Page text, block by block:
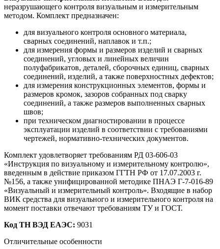
неразрушающего контроля визуальным и измерительным
методом. Комплект предназначен:
для визуального контроля основного материала,
сварных соединений, наплавок и т.п.;
для измерения формы и размеров изделий и сварных
соединений, угловых и линейных величин
полуфабрикатов, деталей, сборочных единиц, сварных
соединений, изделий, а также поверхностных дефектов;
для измерения конструкционных элементов, формы и
размеров кромок, зазоров собранных под сварку
соединений, а также размеров выполненных сварных
швов;
при техническом диагностировании в процессе
эксплуатации изделий в соответствии с требованиями
чертежей, нормативно-технических документов.
Комплект удовлетворяет требованиям РД 03-606-03
«Инструкция по визуальному и измерительному контролю»,
введенным в действие приказом ГГТН РФ от 17.07.2003 г.
№156, а также унифицированной методике ПНАЭ Г-7-016-89
«Визуальный и измерительный контроль». Входящие в набор
ВИК средства для визуального и измерительного контроля на
момент поставки отвечают требованиям ТУ и ГОСТ.
Код ТН ВЭД ЕАЭС: 9031
Отличительные особенности